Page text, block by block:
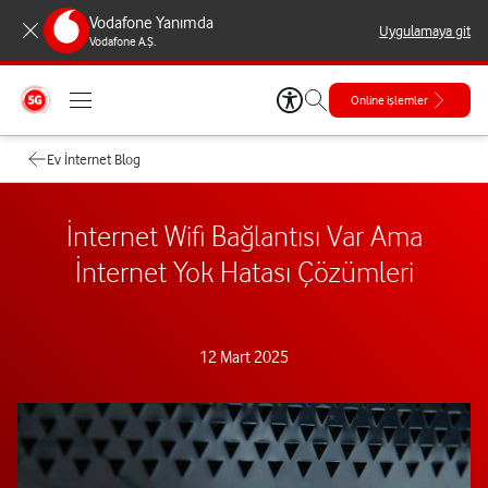
Vodafone Yanımda
Vodafone A.Ş.
Uygulamaya git
Online işlemler
Ev İnternet Blog
İnternet Wifi Bağlantısı Var Ama
İnternet Yok Hatası Çözümleri
12 Mart 2025